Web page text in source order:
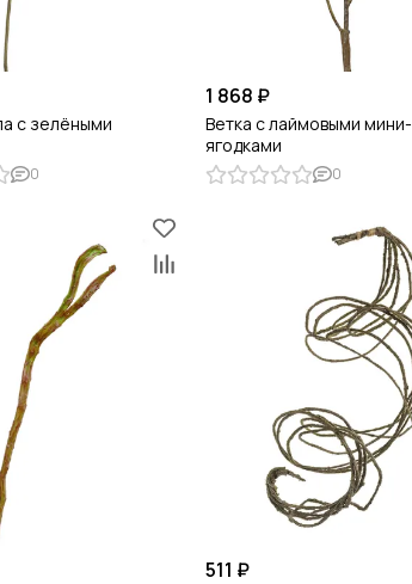
с зелёными
0
1 868 ₽
Ветка с лаймовыми мини-
ягодками
0
511 ₽